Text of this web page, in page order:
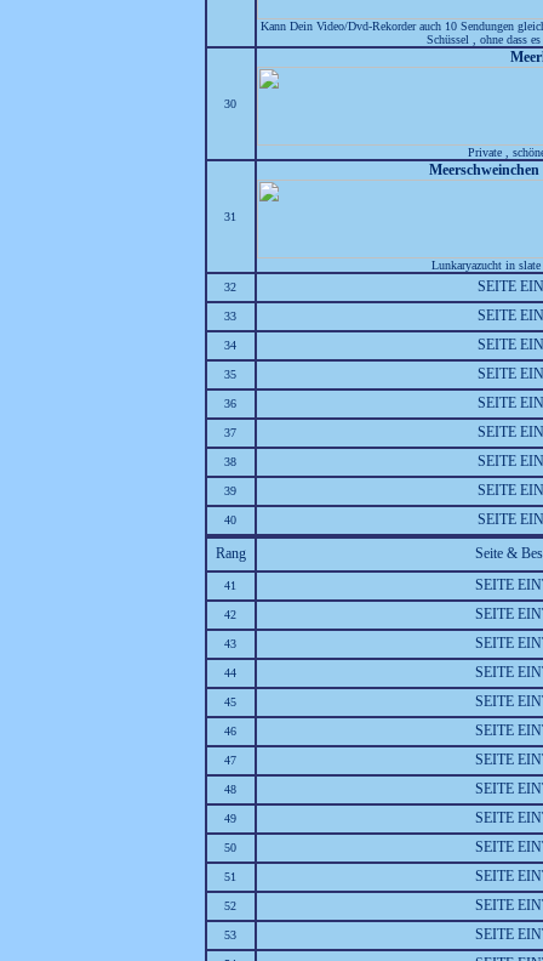
Kann Dein Video/Dvd-Rekorder auch 10 Sendungen
Schüssel , ohne dass
30
Private ,
31
Lunkaryazucht in
32
SEITE
33 SEITE
34 SEITE
35 SEITE
36 SEITE
37 SEITE
38 SEITE
39 SEITE
40
SEITE
Rang
Seite &
41 SEITE
42 SEITE
43 SEITE
44 SEITE
45 SEITE
46 SEITE
47 SEITE
48 SEITE
49 SEITE
50 SEITE
51 SEITE
52 SEITE
53 SEITE